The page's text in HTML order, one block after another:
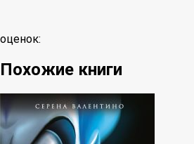
оценок:
Похожие книги